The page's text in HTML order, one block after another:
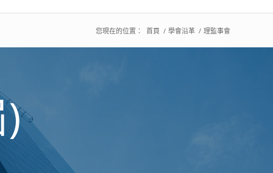
您現在的位置： 首頁 / 學會沿革 / 理監事會